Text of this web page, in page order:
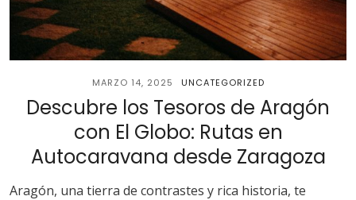
MARZO 14, 2025 UNCATEGORIZED
Descubre los Tesoros de Aragón
con El Globo: Rutas en
Autocaravana desde Zaragoza
Aragón, una tierra de contrastes y rica historia, te